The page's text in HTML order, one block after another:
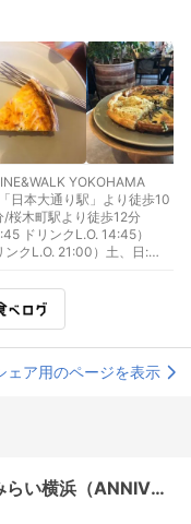
YOKOHAMA
日本大通り駅」より徒歩10
桜木町駅より徒歩12分
ドリンクL.O. 14:45）
クL.O. 21:00）土、日:
クL.O. 14:45）祝日: 11:00
ェア用のページを表示
アニヴェルセルカフェ みなとみらい横浜（ANNIVERSAIRE CAFE）